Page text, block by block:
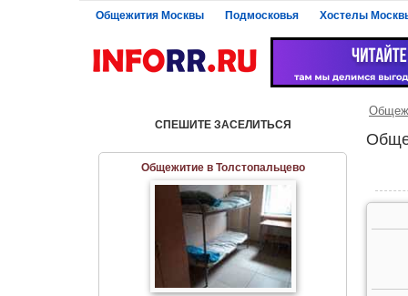
Общежития Москвы Подмосковья Хостелы
СПЕШИТЕ ЗАСЕЛИТЬСЯ
Общежитие в Толстопальцево